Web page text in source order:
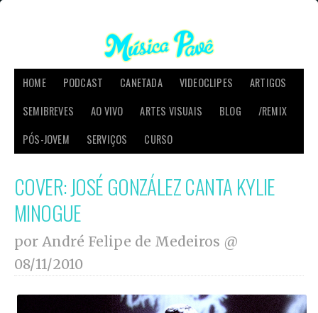
HOME PODCAST CANETADA VIDEOCLIPES
ARTIGOS
SEMIBREVES
AO VIVO ARTES VISUAIS BLOG
/REMIX
PÓS-JOVEM
SERVIÇOS CURSO
COVER: JOSÉ GONZÁLEZ CANTA KYLIE
MINOGUE
por André Felipe de Medeiros @
08/11/2010